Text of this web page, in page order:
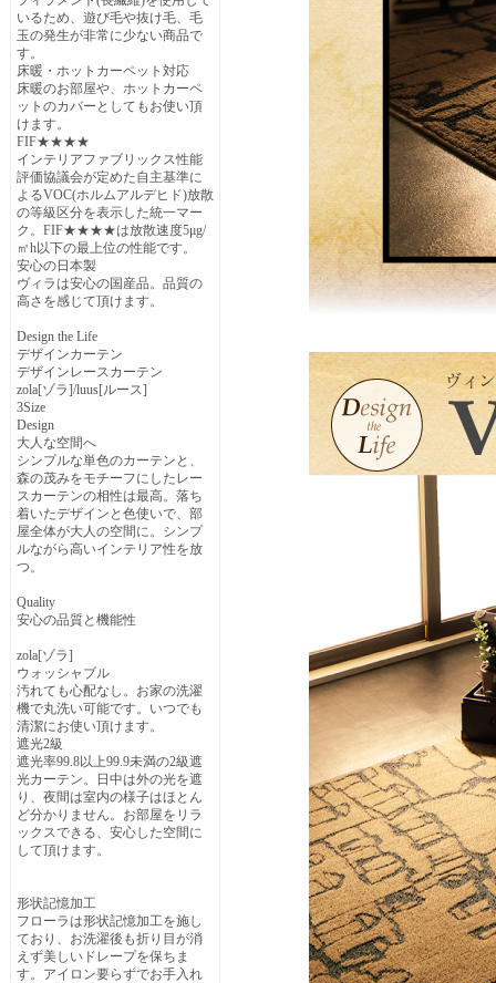
いるため、遊び毛や抜け毛、毛
玉の発生が非常に少ない商品で
す。
床暖・ホットカーペット対応
床暖のお部屋や、ホットカーペ
ットのカバーとしてもお使い頂
けます。
FIF★★★★
インテリアファブリックス性能
評価協議会が定めた自主基準に
よるVOC(ホルムアルデヒド)放散
の等級区分を表示した統一マー
ク。FIF★★★★は放散速度5μg/
㎡h以下の最上位の性能です。
安心の日本製
ヴィラは安心の国産品。品質の
高さを感じて頂けます。
Design the Life
デザインカーテン
デザインレースカーテン
zola[ゾラ]/luus[ルース]
3Size
Design
大人な空間へ
シンプルな単色のカーテンと、
森の茂みをモチーフにしたレー
スカーテンの相性は最高。落ち
着いたデザインと色使いで、部
屋全体が大人の空間に。シンプ
ルながら高いインテリア性を放
つ。
Quality
安心の品質と機能性
zola[ゾラ]
ウォッシャブル
汚れても心配なし。お家の洗濯
機で丸洗い可能です。いつでも
清潔にお使い頂けます。
遮光2級
遮光率99.8以上99.9未満の2級遮
光カーテン。日中は外の光を遮
り、夜間は室内の様子はほとん
ど分かりません。お部屋をリラ
ックスできる、安心した空間に
して頂けます。
形状記憶加工
フローラは形状記憶加工を施し
ており、お洗濯後も折り目が消
えず美しいドレープを保ちま
す。アイロン要らずでお手入れ